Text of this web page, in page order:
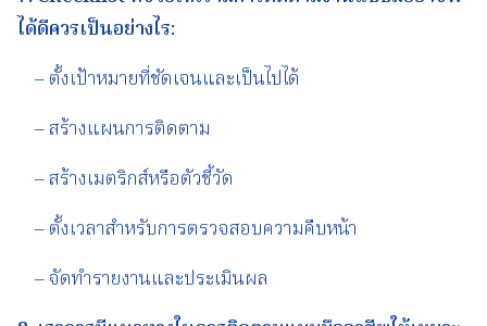
ได้ดีควรเป็นอย่างไร:
– ตั้งเป้าหมายที่ชัดเจนและเป็นไปได้
– สร้างแผนการติดตาม
– สร้างเมตริกส์หรือตัวชี้วัด
– ตั้งเวลาสำหรับการตรวจสอบความคืบหน้า
– จัดทำรายงานและประเมินผล